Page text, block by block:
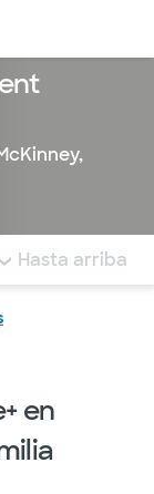
a
BIENESTAR
Hasta arriba
en